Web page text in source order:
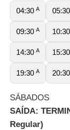
04:30 A 05:30
09:30 A 10:30
14:30 A 15:30
19:30 A 20:30
SÁBADOS
SAÍDA:
Regular)